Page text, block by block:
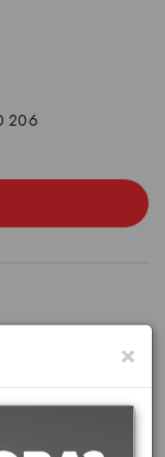
206
durante o uso.
Toda Vida. Com
×